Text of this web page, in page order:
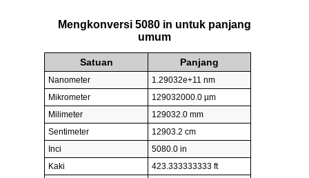
Mengkonversi 5080 in untuk panjang
umum
Satuan Panjang
Nanometer
1.29032e+11 nm
Mikrometer
129032000.0 µm
Milimeter
129032.0 mm
Sentimeter
12903.2 cm
Inci
5080.0 in
Kaki
423.333333333 ft